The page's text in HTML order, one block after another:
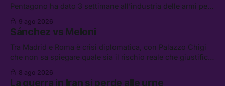
Pentagono ha dato 3 settimane all’industria delle armi per
continuerà ad usare i servizi di Palantir, la protesta contro
La Russa, e la centrale elettrica di Amazon in Texas
9 ago 2026
Sánchez vs Meloni
Tra Madrid e Roma è crisi diplomatica, con Palazzo Chigi
che non sa spiegare quale sia il rischio reale che giustifica
di difesa tra Arabia Saudita, Pakistan e Turchia, la crisi del
8 ago 2026
La guerra in Iran si perde alle urne